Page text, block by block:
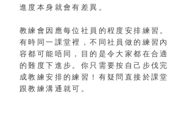
進度本身就會有差異。
教練會因應每位社員的程度安排練習。
有時同一課堂裡，不同社員做的練習內
容都可能唔同，目的是令大家都在合適
的難度下進步。你只需要按自己步伐完
成教練安排的練習！有疑問直接於課堂
跟教練溝通就可。